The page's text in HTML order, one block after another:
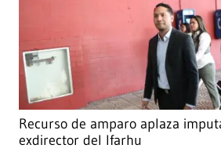
Recurso de amparo aplaza
exdirector del Ifarhu